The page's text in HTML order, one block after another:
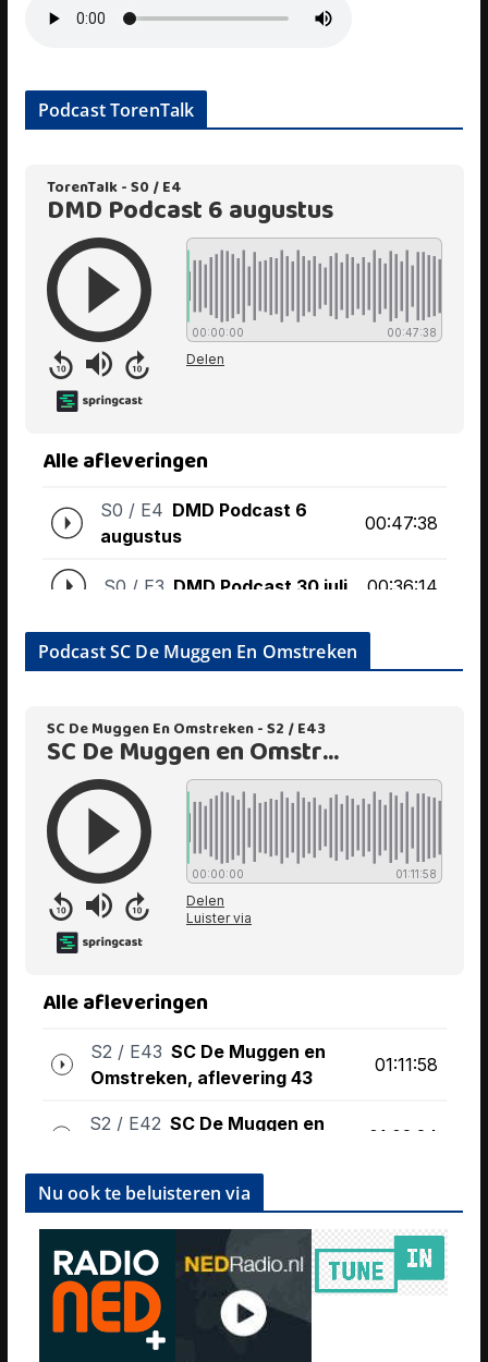
Podcast TorenTalk
Podcast SC De Muggen En Omstreken
Nu ook te beluisteren via